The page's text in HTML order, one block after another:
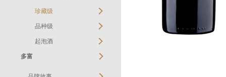
珍藏级
品种级
起泡酒
多富